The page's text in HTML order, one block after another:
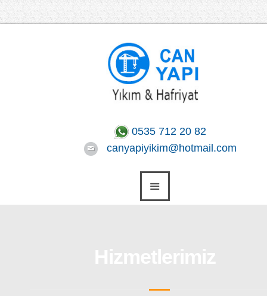
0535 712 20 82
canyapiyikim@hotmail.com